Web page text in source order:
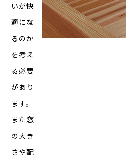
いが快
適にな
るのか
を考え
る必要
があり
ます。
また窓
の大き
さや配